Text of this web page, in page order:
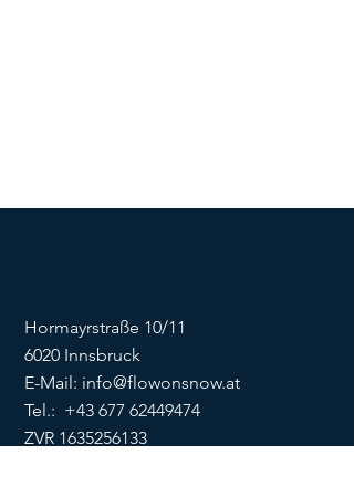
Hormayrstraße 10/11
6020 Innsbruck
E-Mail: info@flowonsnow.at
Tel.: +43 677 62449474
ZVR 1635256133